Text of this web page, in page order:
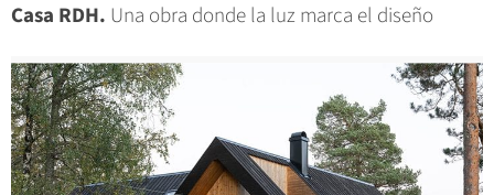
Casa RDH. Una obra donde la luz marca el diseño